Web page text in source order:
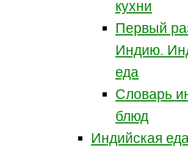
кухни
Первый
Индию.
еда
Словарь
блюд
Индийская